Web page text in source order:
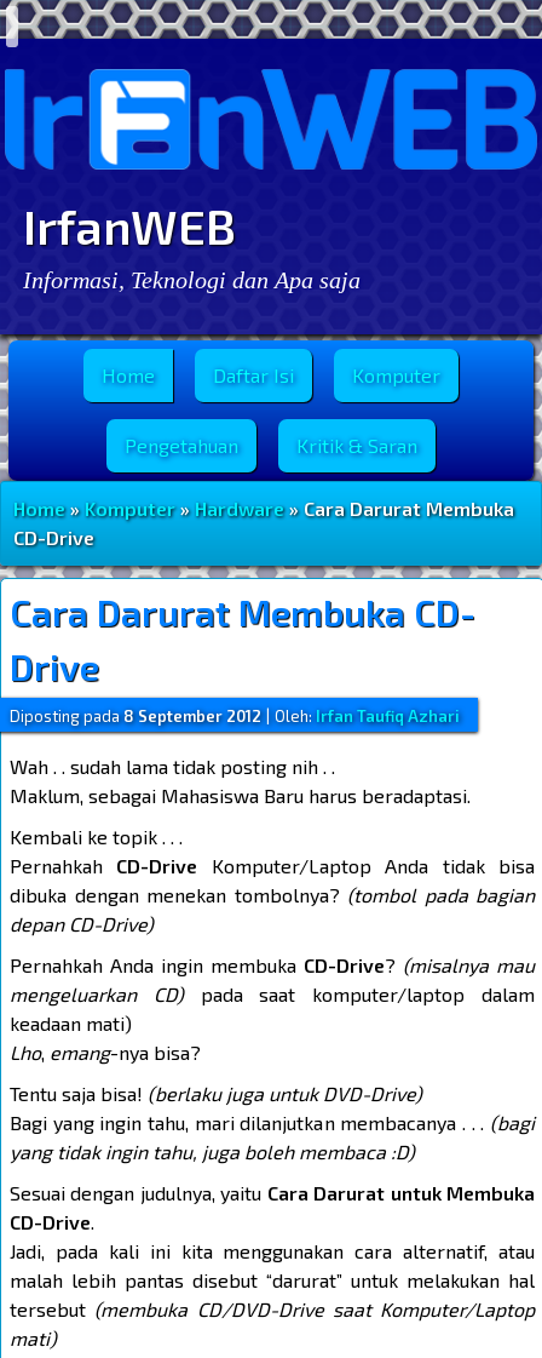
IrfanWEB
Informasi, Teknologi dan Apa saja
Menu Utama
Home Daftar Isi Komputer
Pengetahuan Kritik & Saran
Home»Komputer»Hardware» Cara Darurat Membuka
CD-Drive
Cara Darurat Membuka CD-
Drive
Diposting pada8 September 2012 Oleh:Irfan Taufiq Azhari
Wah . . sudah lama tidak posting nih . .
Maklum, sebagai Mahasiswa Baru harus beradaptasi.
Kembali ke topik . . .
Pernahkah CD-Drive Komputer/Laptop Anda tidak bisa
dibuka dengan menekan tombolnya? (tombol pada bagian
depan CD-Drive)
Pernahkah Anda ingin membuka CD-Drive? (misalnya mau
mengeluarkan CD)pada saat komputer/laptop dalam
keadaan mati)
Lho, emang-nya bisa?
Tentu saja bisa! (berlaku juga untuk DVD-Drive)
Bagi yang ingin tahu, mari dilanjutkan membacanya . . . (bagi
yang tidak ingin tahu, juga boleh membaca :D)
Sesuai dengan judulnya, yaitu Cara Darurat untuk Membuka
CD-Drive.
Jadi, pada kali ini kita menggunakan cara alternatif, atau
malah lebih pantas disebut “darurat” untuk melakukan hal
tersebut (membuka CD/DVD-Drive saat Komputer/Laptop
mati)